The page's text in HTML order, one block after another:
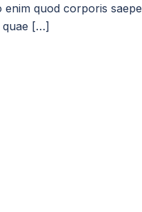
enim quod corporis saepe
quae […]